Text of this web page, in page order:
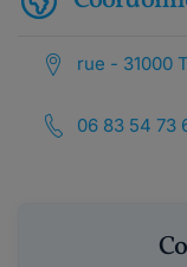
rue - 31000
06 83 54 73